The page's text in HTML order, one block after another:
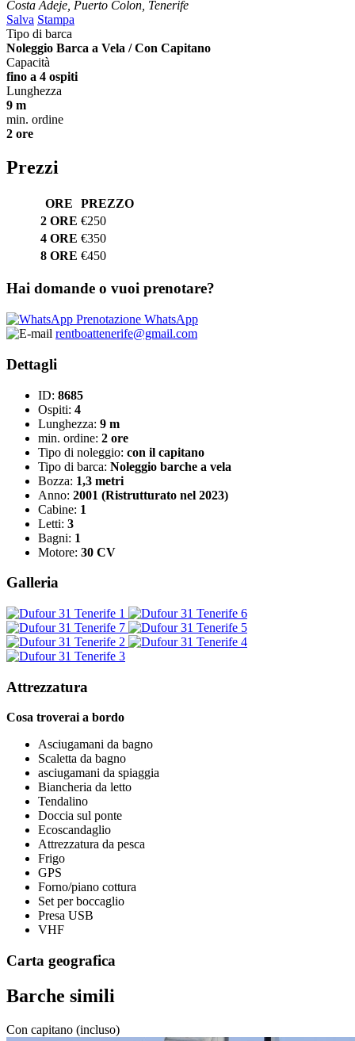
Costa Adeje, Puerto Colon, Tenerife
Salva Stampa
Tipo di barca
Noleggio Barca a Vela / Con Capitano
Capacità
fino a 4 ospiti
Lunghezza
9 m
min. ordine
2 ore
Prezzi
ORE
PREZZO
2 ORE €250
4 ORE €350
8 ORE €450
Hai domande o vuoi prenotare?
Prenotazione WhatsApp
rentboattenerife@gmail.com
Dettagli
ID: 8685
Ospiti: 4
Lunghezza: 9 m
min. ordine: 2 ore
Tipo di noleggio: con il capitano
Tipo di barca: Noleggio barche a vela
Bozza: 1,3 metri
Anno: 2001 (Ristrutturato nel 2023)
Cabine: 1
Letti: 3
Bagni: 1
Motore: 30 CV
Galleria
Attrezzatura
Cosa troverai a bordo
Asciugamani da bagno
Scaletta da bagno
asciugamani da spiaggia
Biancheria da letto
Tendalino
Doccia sul ponte
Ecoscandaglio
Attrezzatura da pesca
Frigo
GPS
Forno/piano cottura
Set per boccaglio
Presa USB
VHF
Carta geografica
Barche simili
Con capitano (incluso)